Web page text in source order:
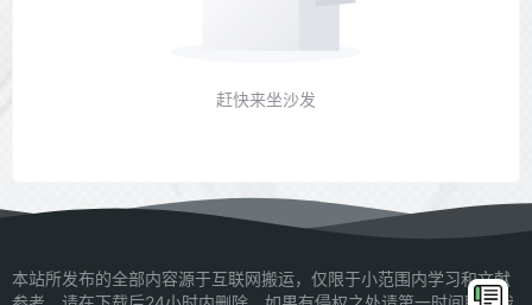
赶快来坐沙发
本站所发布的全部内容源于互联网搬运，仅限于小范围内学习和文献